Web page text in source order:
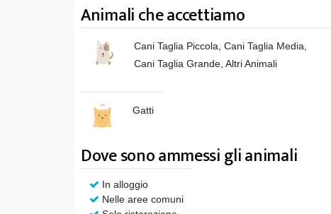
Animali che accettiamo
Cani Taglia Piccola, Cani Taglia Media,
Cani Taglia Grande, Altri Animali
Gatti
Dove sono ammessi gli animali
In alloggio
Nelle aree comuni